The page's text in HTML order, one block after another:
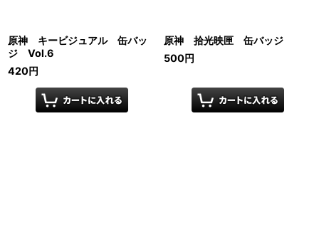
原神 キービジュアル 缶バッ
ジ Vol.6
420円
原神 拾光映匣 缶バッジ
500円